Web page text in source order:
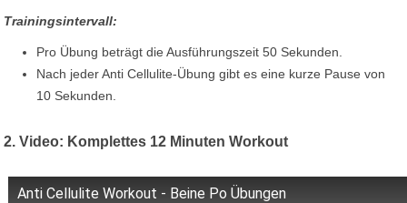
Trainingsintervall:
Pro Übung beträgt die Ausführungszeit 50 Sekunden.
Nach jeder Anti Cellulite-Übung gibt es eine kurze Pause von
10 Sekunden.
2. Video: Komplettes 12 Minuten Workout
Anti Cellulite Workout - Beine Po Übungen